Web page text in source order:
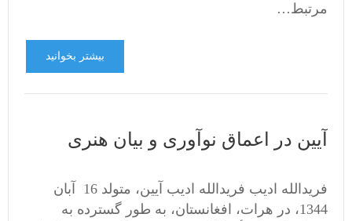
مرتبط…
بیشتر بخوانید
آیین در اعماق نوآوری و بیان هنری
فریدالله ادیب فریدالله ادیب آیین، متولد 16 آبان
1344، در هرات، افغانستان، به طور گسترده به